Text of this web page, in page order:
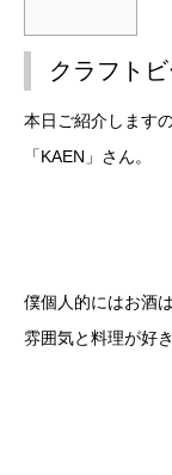
クラフト
本日ご紹介します
「KAEN」さん。
僕個人的にはお酒
雰囲気と料理が好